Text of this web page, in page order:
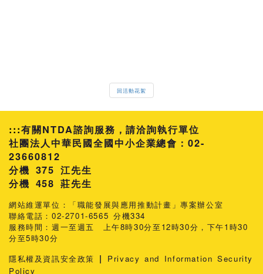
回活動花絮
:::有關NTDA諮詢服務，請洽詢執行單位
社團法人中華民國全國中小企業總會：02-
23660812
分機 375 江先生
458 莊先生
網站維運單位：「職能發展與應用推動計畫」專案辦公室
聯絡電話：02-2701-6565 分機334
服務時間：週一至週五 上午8時30分至12時30分，下午1時30
分至5時30分
隱私權及資訊安全政策 |
Privacy and Information Security
Policy